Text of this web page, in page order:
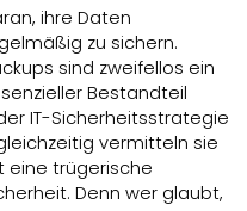
ihre Daten
zu sichern.
sind zweifellos ein
Bestandteil
IT-Sicherheitsstrategie
vermitteln sie
eine trügerische
Denn wer glaubt,